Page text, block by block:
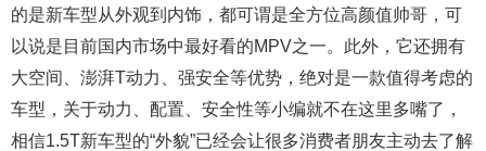
的是新车型从外观到内饰，都可谓是全方位高颜值帅哥，可
以说是目前国内市场中最好看的MPV之一。此外，它还拥有
大空间、澎湃T动力、强安全等优势，绝对是一款值得考虑的
车型，关于动力、配置、安全性等小编就不在这里多嘴了，
相信1.5T新车型的“外貌”已经会让很多消费者朋友主动去了解